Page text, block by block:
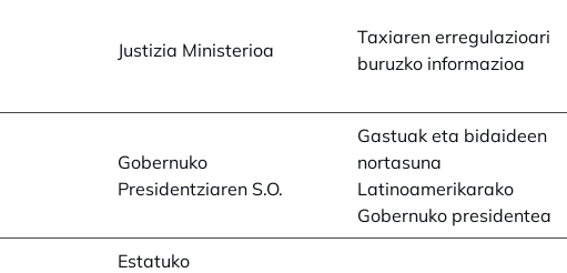
opens in a new tabJustizia Ministerioa
Taxiaren erregulazioari
buruzko informazioa
opens in a new tab
Gobernuko
Presidentziaren S.O.
Gastuak eta bidaideen
nortasuna
Latinoamerikarako
Gobernuko presidentea
Estatuko